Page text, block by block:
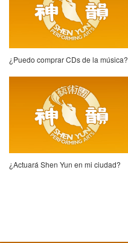
¿Puedo comprar CDs de la música?
¿Actuará Shen Yun en mi ciudad?